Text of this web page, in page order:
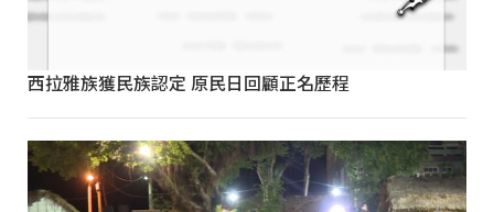
西拉雅族獲民族認定 原民日回顧正名歷程